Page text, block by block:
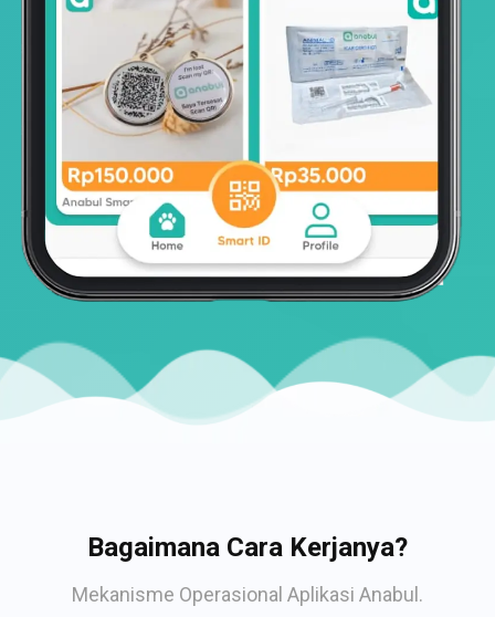
Bagaimana Cara Kerjanya?
Mekanisme Operasional Aplikasi Anabul.